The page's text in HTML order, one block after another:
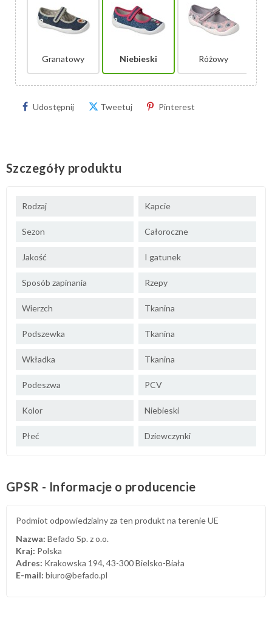
Granatowy Niebieski Różowy
Udostępnij Tweetuj Pinterest
Szczegóły produktu
Rodzaj Kapcie
Sezon Całoroczne
Jakość I gatunek
Sposób zapinania Rzepy
Wierzch Tkanina
Podszewka Tkanina
Wkładka Tkanina
Podeszwa PCV
Kolor Niebieski
Płeć Dziewczynki
GPSR - Informacje o producencie
Podmiot odpowiedzialny za ten produkt na terenie UE
Nazwa: Befado Sp. z o.o.
Kraj: Polska
Adres: Krakowska 194, 43-300 Bielsko-Biała
E-mail: biuro@befado.pl